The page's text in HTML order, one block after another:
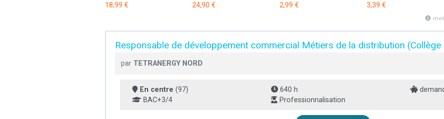
18,99 €
24,90 €
2,99 €
3,39 €
Responsable de développement commercial Métiers de la distribution (Collège
par TETRANERGY NORD
En centre (97) 640 h
BAC+3/4
Professionnalisation